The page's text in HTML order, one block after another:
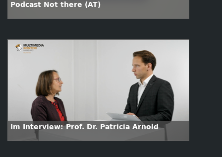
Podcast Not there (AT)
Im Interview: Prof. Dr. Patricia Arnold